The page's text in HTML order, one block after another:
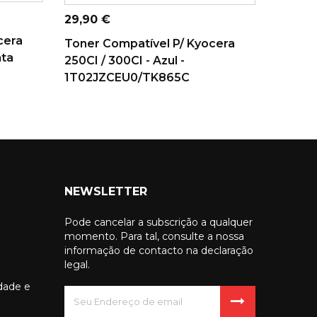
CARRINHO
Preço
29,90 €
Toner Compatível P/ Kyocera
250CI / 300CI - Azul -
1T02JZCEU0/TK865C
e
NEWSLETTER
Pode cancelar a subscrição a qualquer
momento. Para tal, consulte a nossa
informação de contacto na declaração
legal.